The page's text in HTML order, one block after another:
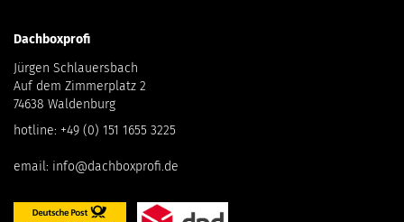
Dachboxprofi
Jürgen Schlauersbach
Auf dem Zimmerplatz 2
74638 Waldenburg
hotline: +49 (0) 151 1655 3225
email: info@dachboxprofi.de